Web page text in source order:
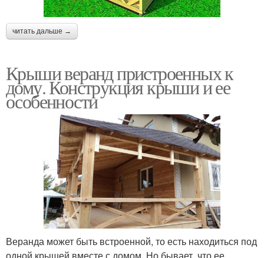
читать дальше →
Крыши веранд пристроенных к
дому. Конструкция крыши и ее
особенности
Веранда может быть встроенной, то есть находиться под
одной крышей вместе с домом. Но бывает, что ее